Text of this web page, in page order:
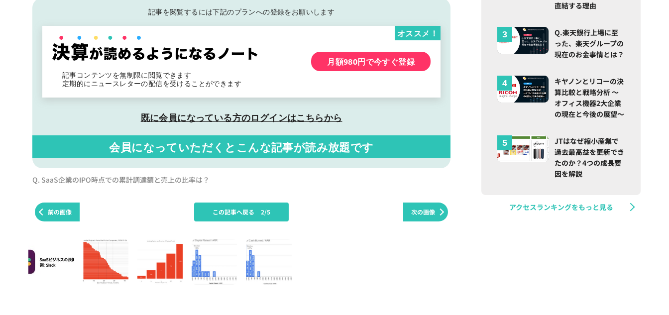
記事を閲覧するには下記のプランへの登録をお願いします
記事コンテンツを無制限に閲覧できます
定期的にニュースレターの配信を受けることができます
オススメ！
月額980円で今すぐ登録
既に会員になっている方のログインはこちらから
会員になっていただくと こんな記事が読み放題です
Q. SaaS企業のIPO時点での累計調達額と売上の比率は？
前の画像 次の画像
この記事へ戻る 2/5
直結する理由
Q.楽天銀行上場に至
った、楽天グループの
現在のお金事情とは？
キヤノンとリコーの決
算比較と戦略分析 ～
オフィス機器2大企業
の現在と今後の展望～
JTはなぜ縮小産業で
過去最高益を更新でき
たのか？4つの成長要
因を解説
アクセスランキングをもっと見る